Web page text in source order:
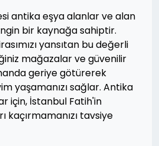
antika eşya alanlar ve alan
bir kaynağa sahiptir.
yansıtan bu değerli
mağazalar ve güvenilir
geriye götürerek
yaşamanızı sağlar. Antika
için, İstanbul Fatih'in
kaçırmamanızı tavsiye